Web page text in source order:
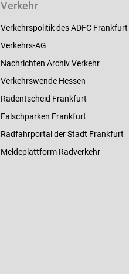
Verkehr
Verkehrspolitik des ADFC Frankfurt
Verkehrs-AG
Nachrichten Archiv Verkehr
Verkehrswende Hessen
Radentscheid Frankfurt
Falschparken Frankfurt
Radfahrportal der Stadt Frankfurt
Meldeplattform Radverkehr